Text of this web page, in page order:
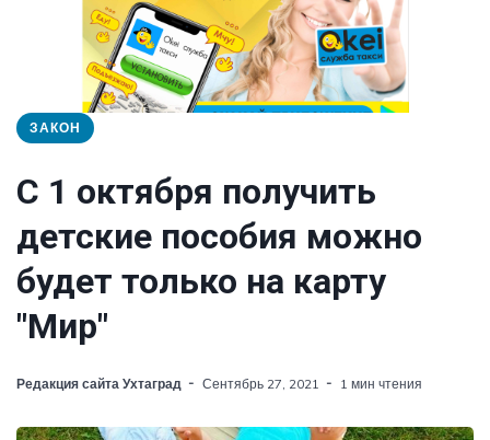
ЗАКОН
С 1 октября получить
детские пособия можно
будет только на карту
"Мир"
Редакция сайта Ухтаград Сентябрь 27, 2021 1 мин чтения